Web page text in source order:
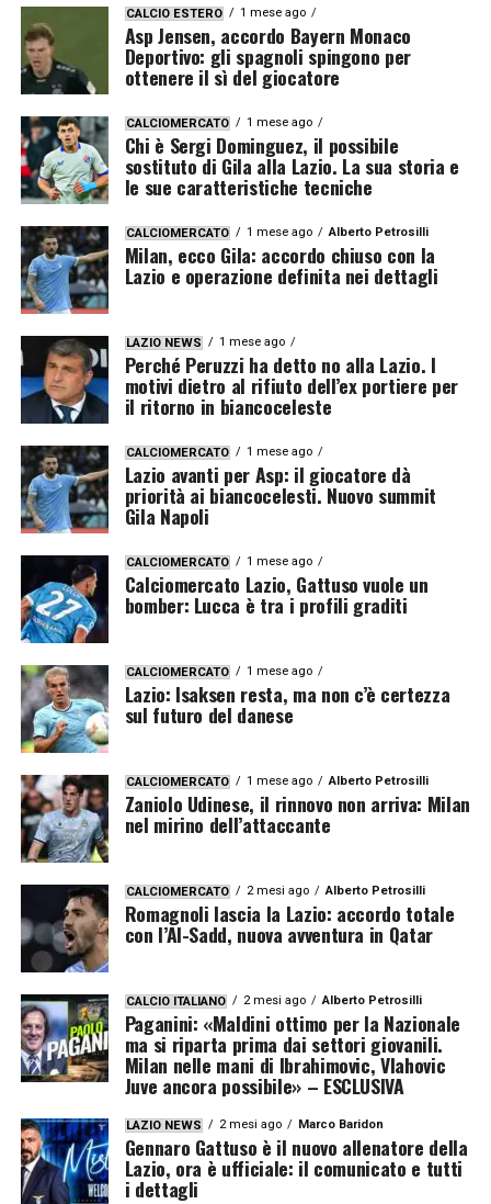
CALCIO ESTERO 1 mese ago
Asp Jensen, accordo Bayern Monaco
Deportivo: gli spagnoli spingono per
ottenere il sì del giocatore
CALCIOMERCATO 1 mese ago
Chi è Sergi Dominguez, il possibile
sostituto di Gila alla Lazio. La sua storia e
le sue caratteristiche tecniche
CALCIOMERCATO 1 mese ago Alberto Petrosilli
Milan, ecco Gila: accordo chiuso con la
Lazio e operazione definita nei dettagli
LAZIO NEWS 1 mese ago
Perché Peruzzi ha detto no alla Lazio. I
motivi dietro al rifiuto dell’ex portiere per
il ritorno in biancoceleste
CALCIOMERCATO 1 mese ago
Lazio avanti per Asp: il giocatore dà
priorità ai biancocelesti. Nuovo summit
Gila Napoli
CALCIOMERCATO 1 mese ago
Calciomercato Lazio, Gattuso vuole un
bomber: Lucca è tra i profili graditi
CALCIOMERCATO 1 mese ago
Lazio: Isaksen resta, ma non c’è certezza
sul futuro del danese
CALCIOMERCATO 1 mese ago Alberto Petrosilli
Zaniolo Udinese, il rinnovo non arriva: Milan
nel mirino dell’attaccante
CALCIOMERCATO 2 mesi ago Alberto Petrosilli
Romagnoli lascia la Lazio: accordo totale
con l’Al-Sadd, nuova avventura in Qatar
CALCIO ITALIANO 2 mesi ago Alberto Petrosilli
Paganini: «Maldini ottimo per la Nazionale
ma si riparta prima dai settori giovanili.
Milan nelle mani di Ibrahimovic, Vlahovic
Juve ancora possibile» – ESCLUSIVA
LAZIO NEWS 2 mesi ago Marco Baridon
Gennaro Gattuso è il nuovo allenatore della
Lazio, ora è ufficiale: il comunicato e tutti
i dettagli